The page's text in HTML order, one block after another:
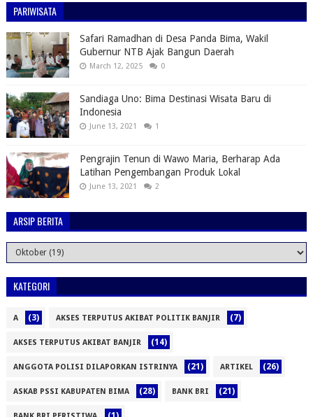
PARIWISATA
Safari Ramadhan di Desa Panda Bima, Wakil
Gubernur NTB Ajak Bangun Daerah
March 12, 2025 0
Sandiaga Uno: Bima Destinasi Wisata Baru di
Indonesia
June 13, 2021 1
Pengrajin Tenun di Wawo Maria, Berharap Ada
Latihan Pengembangan Produk Lokal
June 13, 2021 2
ARSIP BERITA
KATEGORI
A (3) AKSES TERPUTUS AKIBAT POLITIK BANJIR (7)
AKSES TERPUTUS AKIBAT BANJIR (14)
ANGGOTA POLISI DILAPORKAN ISTRINYA (21) ARTIKEL (26)
ASKAB PSSI KABUPATEN BIMA (28) BANK BRI (21)